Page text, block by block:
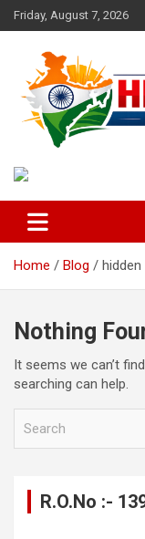
Skip
to
Friday, August 7, 2026
Hindustan
Home Blog
Nothing
It seems we can’t
searching can help.
R.O.No :-